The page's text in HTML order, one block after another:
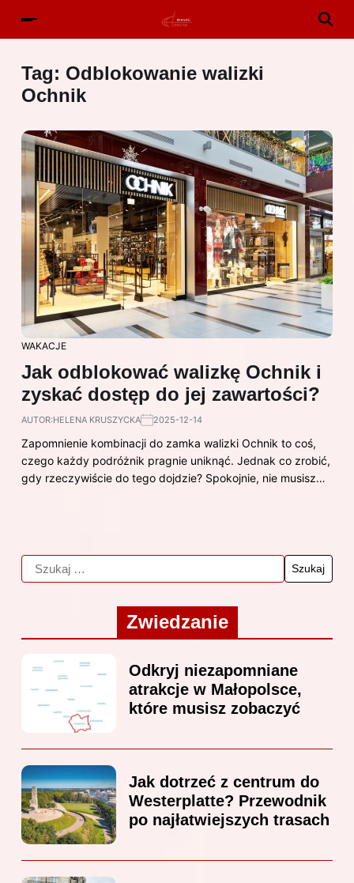
Tag: Odblokowanie walizki
Ochnik
WAKACJE
Jak odblokować walizkę Ochnik i
zyskać dostęp do jej zawartości?
AUTOR:HELENA KRUSZYCKA 2025-12-14
Zapomnienie kombinacji do zamka walizki Ochnik to coś,
czego każdy podróżnik pragnie uniknąć. Jednak co zrobić,
gdy rzeczywiście do tego dojdzie? Spokojnie, nie musisz…
Zwiedzanie
Odkryj niezapomniane
atrakcje w Małopolsce,
które musisz zobaczyć
Jak dotrzeć z centrum do
Westerplatte? Przewodnik
po najłatwiejszych trasach